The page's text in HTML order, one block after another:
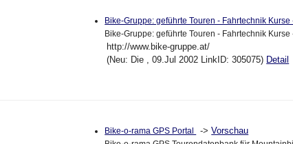
Bike-Gruppe: geführte Touren - Fahrtechnik Kurse
Bike-Gruppe: geführte Touren - Fahrtechnik Kurse
http://www.bike-gruppe.at/
(Neu: Die , 09.Jul 2002 LinkID: 305075) Detail
Bike-o-rama GPS Portal ->Vorschau